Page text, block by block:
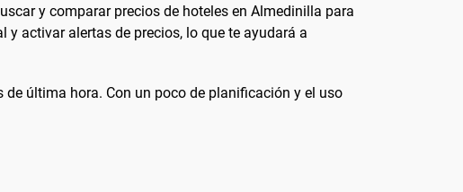
y comparar precios de hoteles en Almedinilla para
activar alertas de precios, lo que te ayudará a
última hora. Con un poco de planificación y el uso